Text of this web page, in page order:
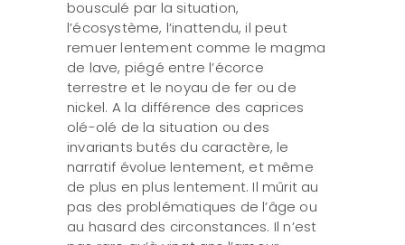
bousculé par la situation,
l’écosystème, l’inattendu, il peut
remuer lentement comme le magma
de lave, piégé entre l’écorce
terrestre et le noyau de fer ou de
nickel. A la différence des caprices
olé-olé de la situation ou des
invariants butés du caractère, le
narratif évolue lentement, et même
de plus en plus lentement. Il mûrit au
pas des problématiques de l’âge ou
au hasard des circonstances. Il n’est